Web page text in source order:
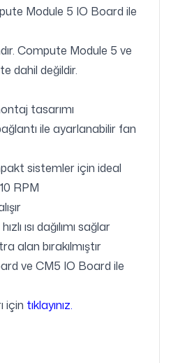
Module 5 IO Board ile
Compute Module 5 ve
dahil değildir.
tasarımı
ile ayarlanabilir fan
sistemler için ideal
RPM
ısı dağılımı sağlar
alan bırakılmıştır
ve CM5 IO Board ile
için tıklayınız.